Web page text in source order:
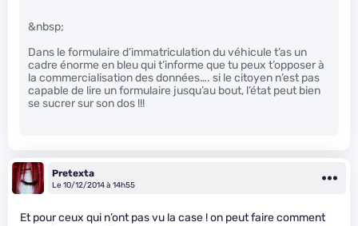
&nbsp;
Dans le formulaire d’immatriculation du véhicule t’as un
cadre énorme en bleu qui t’informe que tu peux t’opposer à
la commercialisation des données…. si le citoyen n’est pas
capable de lire un formulaire jusqu’au bout, l’état peut bien
se sucrer sur son dos !!!
Pretexta
Le 10/12/2014 à 14h55
Et pour ceux qui n’ont pas vu la case ! on peut faire comment